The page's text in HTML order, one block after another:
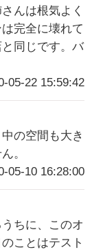
んは根気よく
完全に壊れて
同じです。バ
05-22 15:59:42
の空間も大き
。
05-10 16:28:00
ちに、このオ
ことはテスト